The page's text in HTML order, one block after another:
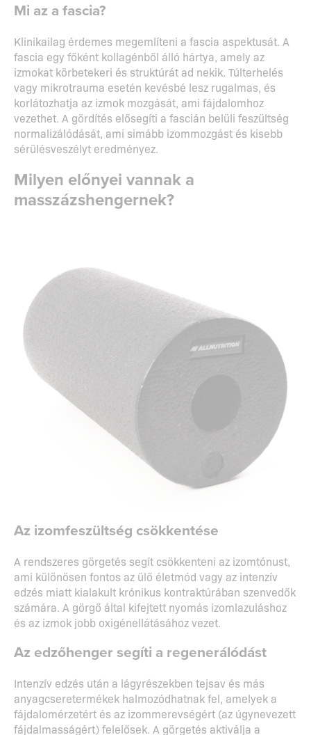
Mi az a fascia?
Klinikailag érdemes megemlíteni a fascia aspektusát. A
fascia egy főként kollagénből álló hártya, amely az
izmokat körbetekeri és struktúrát ad nekik. Túlterhelés
vagy mikrotrauma esetén kevésbé lesz rugalmas, és
korlátozhatja az izmok mozgását, ami fájdalomhoz
vezethet. A gördítés elősegíti a fascián belüli feszültség
normalizálódását, ami simább izommozgást és kisebb
sérülésveszélyt eredményez.
Milyen előnyei vannak a
masszázshengernek?
Az izomfeszültség csökkentése
A rendszeres görgetés segít csökkenteni az izomtónust,
ami különösen fontos az ülő életmód vagy az intenzív
edzés miatt kialakult krónikus kontraktúrában szenvedők
számára. A görgő által kifejtett nyomás izomlazuláshoz
és az izmok jobb oxigénellátásához vezet.
Az edzőhenger segíti a regenerálódást
Intenzív edzés után a lágyrészekben tejsav és más
anyagcseretermékek halmozódhatnak fel, amelyek a
fájdalomérzetért és az izommerevségért (az úgynevezett
fájdalmasságért) felelősek. A görgetés aktiválja a